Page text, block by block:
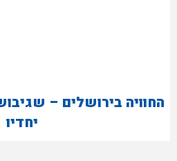
החוויה בירושלים –
יחדיו